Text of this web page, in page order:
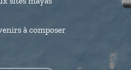
à composer